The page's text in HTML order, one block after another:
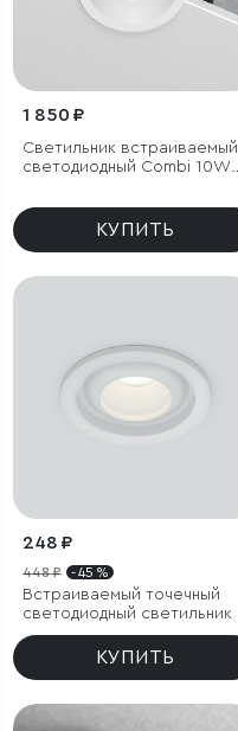
1 850 ₽
Светильник встраиваемый
светодиодный Combi 10W
КУПИТЬ
248 ₽
448 ₽ - 45 %
Встраиваемый точечный
светодиодный светильник
КУПИТЬ